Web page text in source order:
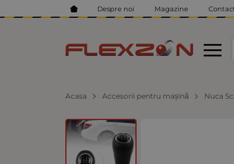
Despre noi Magazine
Acasa Accesorii pentru mașină Nuca